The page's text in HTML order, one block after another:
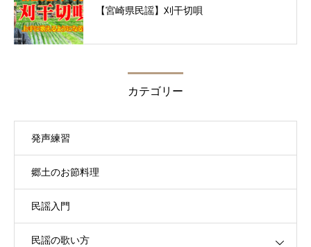
【宮崎県民謡】刈干切唄
カテゴリー
発声練習
郷土のお節料理
民謡入門
民謡の歌い方